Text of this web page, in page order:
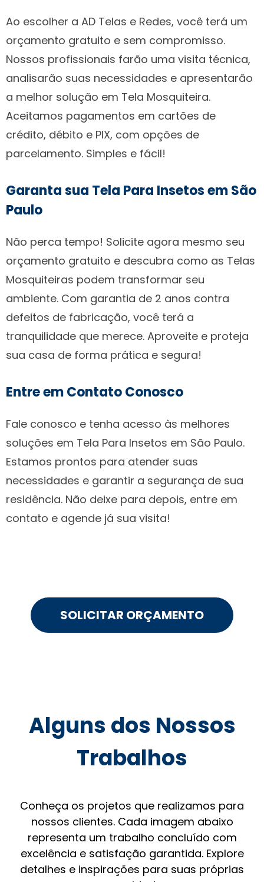
Ao escolher a AD Telas e Redes, você terá um
orçamento gratuito e sem compromisso.
Nossos profissionais farão uma visita técnica,
analisarão suas necessidades e apresentarão
a melhor solução em Tela Mosquiteira.
Aceitamos pagamentos em cartões de
crédito, débito e PIX, com opções de
parcelamento. Simples e fácil!
Garanta sua Tela Para Insetos em São
Paulo
Não perca tempo! Solicite agora mesmo seu
orçamento gratuito e descubra como as Telas
Mosquiteiras podem transformar seu
ambiente. Com garantia de 2 anos contra
defeitos de fabricação, você terá a
tranquilidade que merece. Aproveite e proteja
sua casa de forma prática e segura!
Entre em Contato Conosco
Fale conosco e tenha acesso às melhores
soluções em Tela Para Insetos em São Paulo.
Estamos prontos para atender suas
necessidades e garantir a segurança de sua
residência. Não deixe para depois, entre em
contato e agende já sua visita!
SOLICITAR ORÇAMENTO
Alguns dos Nossos
Trabalhos
Conheça os projetos que realizamos para
nossos clientes. Cada imagem abaixo
representa um trabalho concluído com
excelência e satisfação garantida. Explore
detalhes e inspirações para suas próprias